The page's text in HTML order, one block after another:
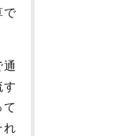
で
通
す
て
れ